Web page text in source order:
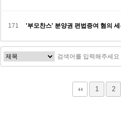
171 '부모찬스' 분양권 편법증여 혐의
1 2